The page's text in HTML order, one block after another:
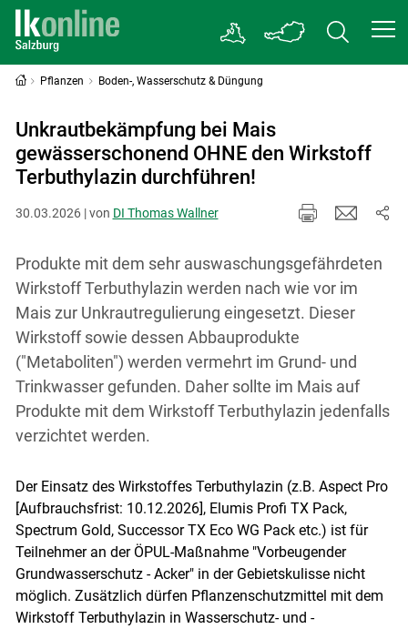
Pflanzen Boden-, Wasserschutz & Düngung
Unkrautbekämpfung bei Mais
gewässerschonend OHNE den Wirkstoff
Terbuthylazin durchführen!
30.03.2026 | von DI Thomas Wallner
Produkte mit dem sehr auswaschungsgefährdeten
Wirkstoff Terbuthylazin werden nach wie vor im
Mais zur Unkrautregulierung eingesetzt. Dieser
Wirkstoff sowie dessen Abbauprodukte
("Metaboliten") werden vermehrt im Grund- und
Trinkwasser gefunden. Daher sollte im Mais auf
Produkte mit dem Wirkstoff Terbuthylazin jedenfalls
verzichtet werden.
Der Einsatz des Wirkstoffes Terbuthylazin (z.B. Aspect Pro
[Aufbrauchsfrist: 10.12.2026], Elumis Profi TX Pack,
Spectrum Gold, Successor TX Eco WG Pack etc.) ist für
Teilnehmer an der ÖPUL-Maßnahme "Vorbeugender
Grundwasserschutz - Acker" in der Gebietskulisse nicht
möglich. Zusätzlich dürfen Pflanzenschutzmittel mit dem
Wirkstoff Terbuthylazin in Wasserschutz- und -